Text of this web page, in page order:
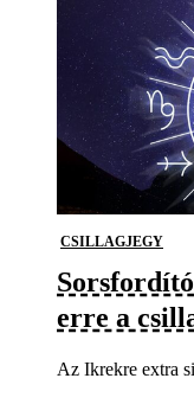
CSILLAGJEGY
erre a
Az Ikrekre extra